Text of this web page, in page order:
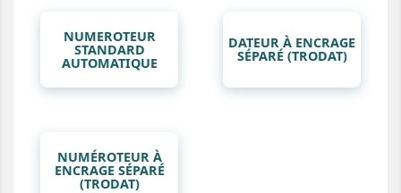
NUMEROTEUR
STANDARD
AUTOMATIQUE
DATEUR À ENCRAGE
SÉPARÉ (TRODAT)
NUMÉROTEUR À
ENCRAGE SÉPARÉ
(TRODAT)